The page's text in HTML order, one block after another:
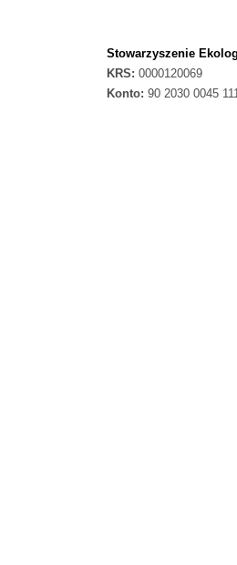
Stowarzyszenie
KRS: 0000120069
Konto: 90 2030 0045